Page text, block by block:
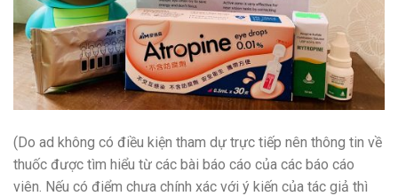
(Do ad không có điều kiện tham dự trực tiếp nên thông tin về
thuốc được tìm hiểu từ các bài báo cáo của các báo cáo
viên. Nếu có điểm chưa chính xác với ý kiến của tác giả thì